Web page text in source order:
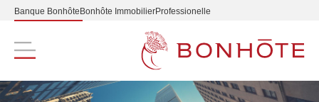
Banque Bonhôte Bonhôte ImmobilierProfessionelle
Navigation principale